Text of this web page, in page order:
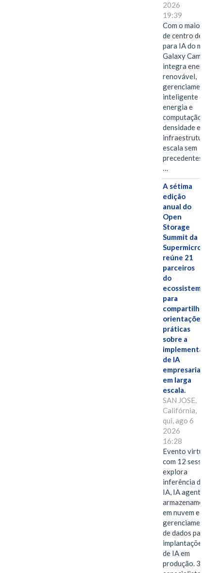
2026
19:39
Com o maior
de centro de
para IA do
Galaxy Campus
integra energia
renovável,
gerenciamento
inteligente de
energia e
computação de
densidade em
infraestrutura
escala sem
…
A sétima
edição
anual do
Open
Storage
Summit da
Supermicro
reúne 21
parceiros
do
ecossistema
para
compartilhar
orientações
práticas
sobre a
implementação
de IA
empresarial
em larga
escala.
SAN JOSE,
Califórnia,
qui, ago 6
2026
16:28
Evento virtual
com 12 sessões
explora
inferência de
IA, IA agentiva,
armazenamento
em nuvem e
gerenciamento
de dados para
implantações
de IA em
produção. 38